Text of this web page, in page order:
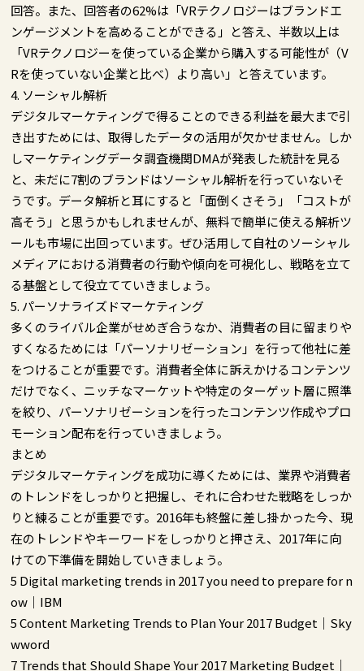
回答。また、回答者の62%は「VRテクノロジーはブランドエ
ンゲージメントを高めることができる」と答え、半数以上は
「VRテクノロジーを使っている企業から購入する可能性が（V
Rを使っていない企業と比べ）より高い」と答えています。
4. ソーシャル解析
デジタルマーケティングで得ることのできる利益を最大まで引
き出すためには、取得したデータの活用が欠かせません。しか
しマーケティングデータ調査機関DMAが発表した統計を見る
と、未だに7割のブランドはソーシャル解析を行っていないそ
うです。データ解析と耳にすると「面倒くさそう」「コストが
高そう」と思うかもしれませんが、無料で簡単に使える解析ツ
ールも市場に出回っています。ぜひ活用して自社のソーシャル
メディアにおける消費者の行動や傾向を可視化し、戦略を立て
る基盤として役立てていきましょう。
5. パーソナライズドマーケティング
多くのライバル企業がせめぎ合うなか、消費者の目に留まりや
すくなるためには「パーソナリゼーション」を行って他社に差
をつけることが重要です。消費者全体に訴えかけるコンテンツ
だけでなく、ニッチなマーケットや特定のターゲット層に照準
を絞り、パーソナリゼーションを行ったコンテンツ作成やプロ
モーション配布を行っていきましょう。
まとめ
デジタルマーケティングを成功に導くためには、業界や消費者
のトレンドをしっかりと把握し、それに合わせた戦略をしっか
りと練ることが重要です。2016年も終盤に差し掛かった今、現
在のトレンドやキーワードをしっかりと押さえ、2017年に向
けての下準備を開始していきましょう。
5 Digital marketing trends in 2017 you need to prepare for n
ow｜IBM
5 Content Marketing Trends to Plan Your 2017 Budget｜Sky
wword
7 Trends that Should Shape Your 2017 Marketing Budget｜